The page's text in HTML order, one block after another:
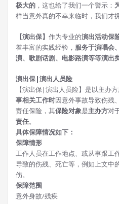
极大的 ，这也给了我们一个警示：
样当意外真的不幸来临时，我们才
【演出保】 作为专业的演出活动保
着丰富的实践经验， 服务于演唱会
演、歌剧话剧、电影路演等等演出
演出保|演出人员险
【演出保|演出人员险】是以主办
事相关工作时因意外事故导致伤残
责任保险，其保险对象是主办方对
责任。
具体保障情况如下：
保障情形
工作人员在工作地点、或从事跟工
导致的伤残、死亡等，例如上文中
伤。
保障范围
意外身故/残疾